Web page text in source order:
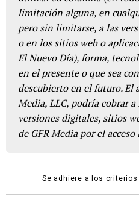
limitación alguna, en
pero sin limitarse, a las
o en los sitios web o
El Nuevo Día), forma,
en el presente o que sea
descubierto en el futuro. El
Media, LLC, podría cobrar
versiones digitales, sitios
de GFR Media por el
Se adhiere a los criterios